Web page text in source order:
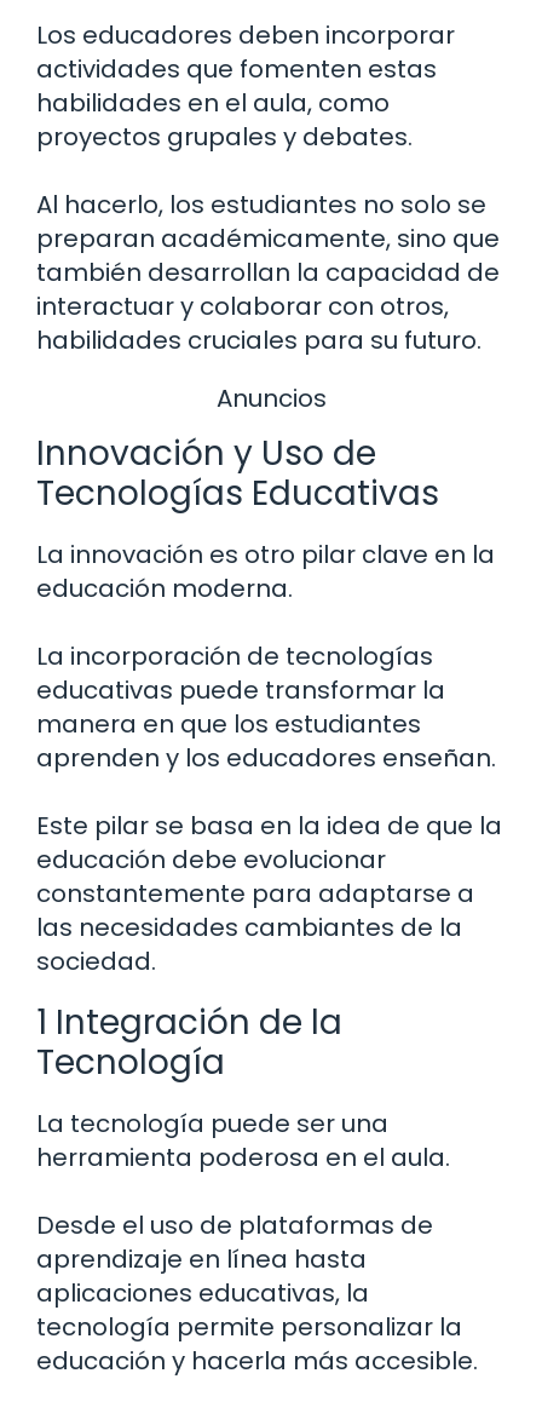
Los educadores deben incorporar
actividades que fomenten estas
habilidades en el aula, como
proyectos grupales y debates.
Al hacerlo, los estudiantes no solo se
preparan académicamente, sino que
también desarrollan la capacidad de
interactuar y colaborar con otros,
habilidades cruciales para su futuro.
Anuncios
Innovación y Uso de
Tecnologías Educativas
La innovación es otro pilar clave en la
educación moderna.
La incorporación de tecnologías
educativas puede transformar la
manera en que los estudiantes
aprenden y los educadores enseñan.
Este pilar se basa en la idea de que la
educación debe evolucionar
constantemente para adaptarse a
las necesidades cambiantes de la
sociedad.
1 Integración de la
Tecnología
La tecnología puede ser una
herramienta poderosa en el aula.
Desde el uso de plataformas de
aprendizaje en línea hasta
aplicaciones educativas, la
tecnología permite personalizar la
educación y hacerla más accesible.